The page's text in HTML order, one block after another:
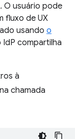
O usuário pode
fluxo de UX
usando o
IdP compartilha
à
chamada